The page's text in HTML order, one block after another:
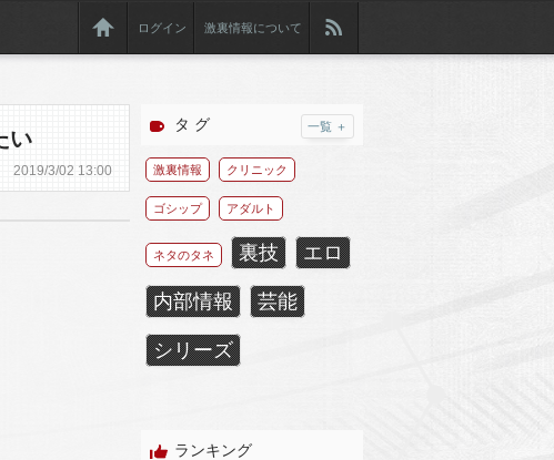
ログイン 激裏情報について
い
2019/3/02 13:00
タ グ 一覧 ＋
激裏情報 クリニック
ゴシップ アダルト
ネタのタネ 裏技 エロ
内部情報 芸能
シリーズ
ランキング